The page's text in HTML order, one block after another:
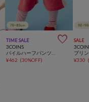
TIME SALE 
3COINS
¥462 (30%OFF)
SALE
¥330